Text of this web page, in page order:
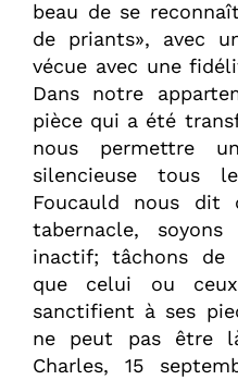
beau de se
de priants», avec
vécue avec une
Dans notre
pièce qui a été
nous permettre
silencieuse tous
Foucauld nous
tabernacle,
inactif; tâchons de
que celui ou
sanctifient à ses
ne peut pas être
Charles, 15